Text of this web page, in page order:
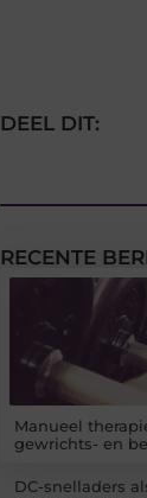
DEEL DIT:
RECENTE
Manueel
gewrichts- en
DC-snelladers